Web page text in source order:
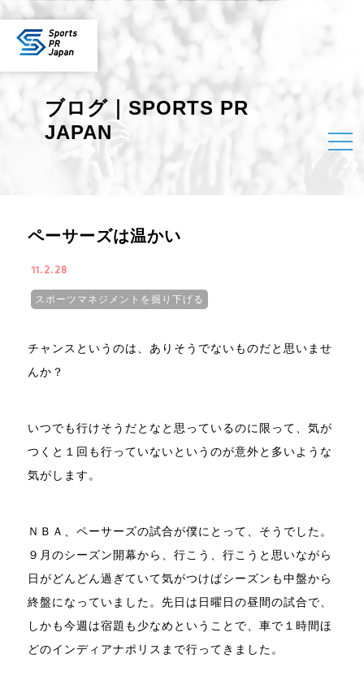
ブログ｜SPORTS PR
JAPAN
ペーサーズは温かい
11.2.28
スポーツマネジメントを掘り下げる
チャンスというのは、ありそうでないものだと思いませ
んか？
いつでも行けそうだとなと思っているのに限って、気が
つくと１回も行っていないというのが意外と多いような
気がします。
ＮＢＡ、ペーサーズの試合が僕にとって、そうでした。
９月のシーズン開幕から、行こう、行こうと思いながら
日がどんどん過ぎていて気がつけばシーズンも中盤から
終盤になっていました。先日は日曜日の昼間の試合で、
しかも今週は宿題も少なめということで、車で１時間ほ
どのインディアナポリスまで行ってきました。